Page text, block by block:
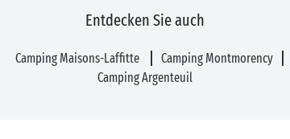
Entdecken Sie auch
Camping Maisons-Laffitte
Camping Montmorency
Camping Argenteuil